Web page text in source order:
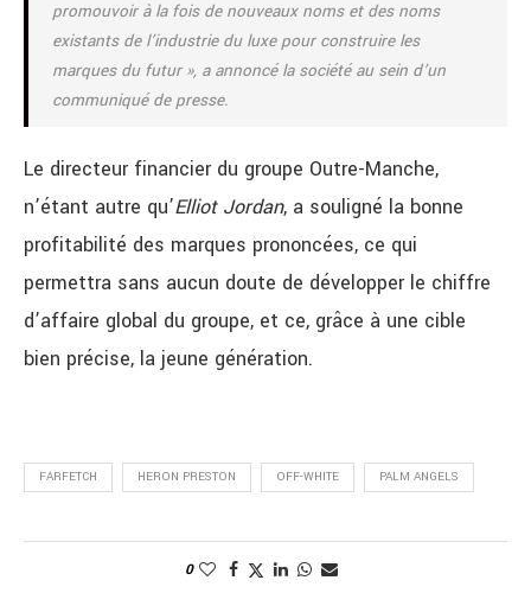
promouvoir à la fois de nouveaux noms et des noms
existants de l’industrie du luxe pour construire les
marques du futur», a annoncé la société au sein d’un
communiqué de presse.
Le directeur financier du groupe Outre-Manche,
n’étant autre qu’Elliot Jordan, a souligné la bonne
profitabilité des marques prononcées, ce qui
permettra sans aucun doute de développer le chiffre
d’affaire global du groupe, et ce, grâce à une cible
bien précise, la jeune génération.
FARFETCH HERON PRESTON OFF-WHITE PALM ANGELS
0